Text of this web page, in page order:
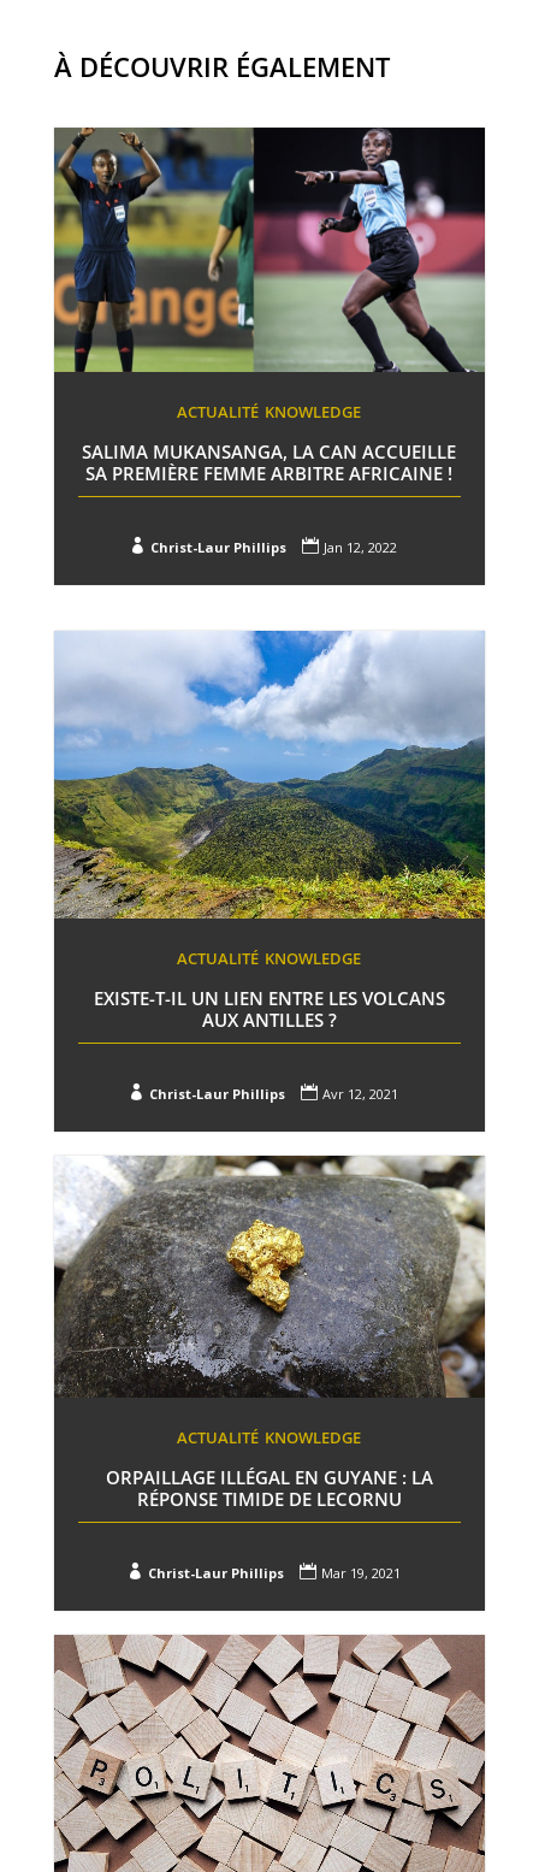
À DÉCOUVRIR ÉGALEMENT
ACTUALITÉ KNOWLEDGE
SALIMA MUKANSANGA, LA CAN ACCUEILLE
SA PREMIÈRE FEMME ARBITRE AFRICAINE !
 Christ-Laur Phillips  Jan 12, 2022
ACTUALITÉ KNOWLEDGE
EXISTE-T-IL UN LIEN ENTRE LES VOLCANS
AUX ANTILLES ?
 Christ-Laur Phillips  Avr 12, 2021
ACTUALITÉ KNOWLEDGE
ORPAILLAGE ILLÉGAL EN GUYANE : LA
RÉPONSE TIMIDE DE LECORNU
 Christ-Laur Phillips  Mar 19, 2021